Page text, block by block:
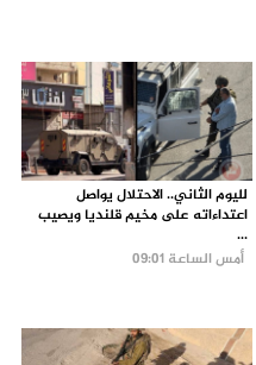
لليوم الثاني.. الاحتلال يواصل
اعتداءاته على مخيم قلنديا ويصيب
...
أمس الساعة 09:01